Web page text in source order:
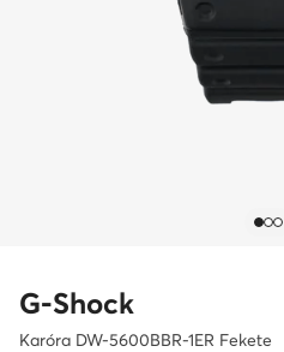
G-Shock
Karóra DW-5600BBR-1ER Fekete